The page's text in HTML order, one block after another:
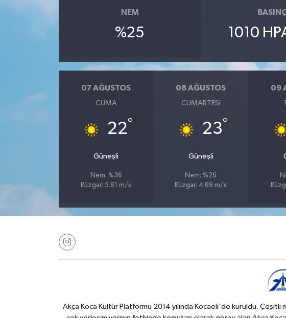
NEM
%25 1010
07 AĞUSTOS
CUMA
22°
Güneşli
Nem: %36
Rüzgar: 5.81 m/s
08 AĞUSTOS
CUMARTESI
23°
Güneşli
Nem: %26
Rüzgar: 4.69 m/s
09
Akça Koca Kültür Platformu 2014 yılında Kocaeli'de kuruldu.